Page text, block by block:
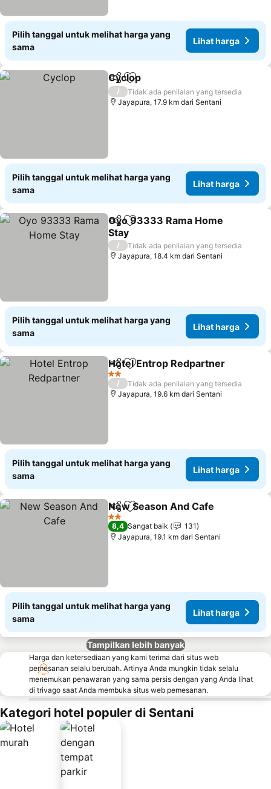
Pilih tanggal untuk melihat harga yang
sama
Lihat harga
BagikanTambahkan ke favorit
Cyclop
/
Tidak ada penilaian yang tersedia
Jayapura, 17.9 km dari Sentani
Pilih tanggal untuk melihat harga yang
sama
Lihat harga
BagikanTambahkan ke favorit
Oyo 93333 Rama Home
Stay
/
Tidak ada penilaian yang tersedia
Jayapura, 18.4 km dari Sentani
Pilih tanggal untuk melihat harga yang
sama
Lihat harga
BagikanTambahkan ke favorit
Hotel Entrop Redpartner
2 Bintang
/
Tidak ada penilaian yang tersedia
Jayapura, 19.6 km dari Sentani
Pilih tanggal untuk melihat harga yang
sama
Lihat harga
BagikanTambahkan ke favorit
New Season And Cafe
2 Bintang
8,4 Sangat baik
131
Jayapura, 19.1 km dari Sentani
Pilih tanggal untuk melihat harga yang
sama
Lihat harga
Tampilkan lebih banyak
Harga dan ketersediaan yang kami terima dari situs web
pemesanan selalu berubah. Artinya Anda mungkin tidak selalu
menemukan penawaran yang sama persis dengan yang Anda lihat
di trivago saat Anda membuka situs web pemesanan.
Kategori hotel populer di Sentani